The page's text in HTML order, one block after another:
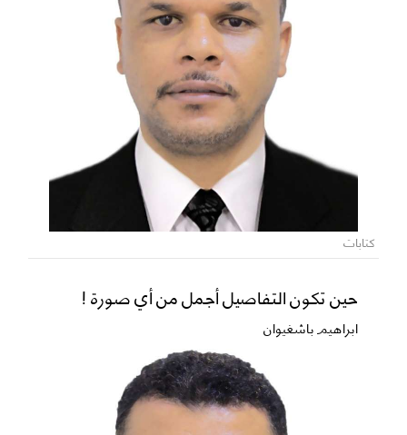
كتابات
حين تكون التفاصيل أجمل من أي صورة !
ابراهيم باشغيوان